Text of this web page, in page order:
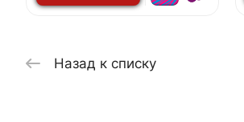
Назад к списку